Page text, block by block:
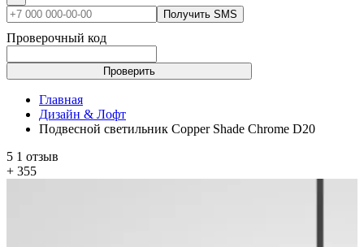
Получить SMS
Проверочный код
Проверить
Главная
Дизайн & Лофт
Подвесной светильник Copper Shade Chrome D20
5 1 отзыв
+ 355